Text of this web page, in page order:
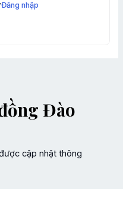
Đăng nhập
Đào
cập nhật thông